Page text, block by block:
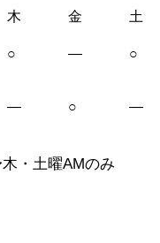
木 金
土
○ — ○
— ○ —
・土曜AMのみ